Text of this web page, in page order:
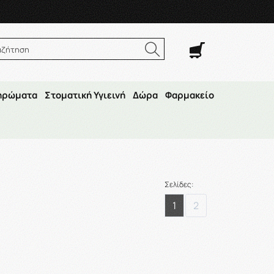
Σαβ. 8:00π.μ.–14:30μ.μ
Στοματική Υγιεινή Δώρα Φαρμακείο
Σελίδες:
1 2